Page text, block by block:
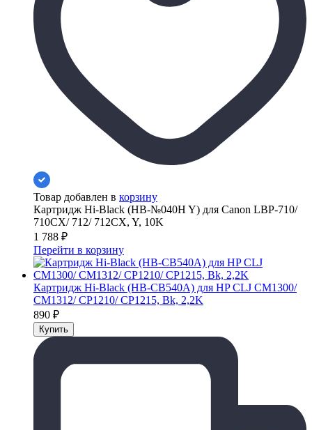
Товар добавлен в корзину
Картридж Hi-Black (HB-№040H Y) для Canon LBP-710/
710CX/ 712/ 712CX, Y, 10K
1 788 ₽
Перейти в корзину
Картридж Hi-Black (HB-CB540A) для HP CLJ CM1300/
CM1312/ CP1210/ CP1215, Bk, 2,2K
890 ₽